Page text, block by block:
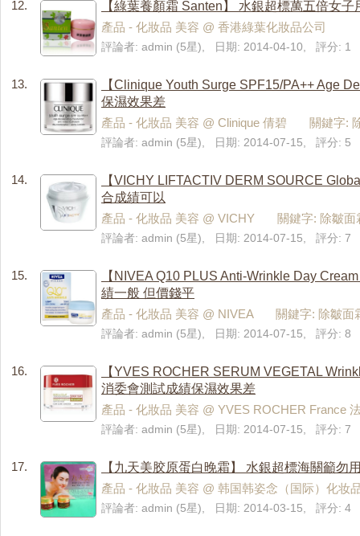
12.
【綠葉養顏霜 Santen】 水銀超標萬五倍女子
產品 - 化妝品 美容 @ 香港綠葉化妝品公司
評論者: admin (5星), 日期: 2014-04-10, 評分: 1
13.
【Clinique Youth Surge SPF15/PA++ Age
保濕效果差
產品 - 化妝品 美容 @ Clinique 倩碧 關鍵字:
評論者: admin (5星), 日期: 2014-07-15, 評分: 5
14.
【VICHY LIFTACTIV DERM SOURCE
合成績可以
產品 - 化妝品 美容 @ VICHY 關鍵字: 除皺面
評論者: admin (5星), 日期: 2014-07-15, 評分: 7
15.
【NIVEA Q10 PLUS Anti-Wrinkle Day
績一般 但價錢平
產品 - 化妝品 美容 @ NIVEA 關鍵字: 除皺面
評論者: admin (5星), 日期: 2014-07-15, 評分: 8
16.
【YVES ROCHER SERUM VEGETAL
消委會測試成績保濕效果差
產品 - 化妝品 美容 @ YVES ROCHER
評論者: admin (5星), 日期: 2014-07-15, 評分: 7
17.
【九天美胶原蛋白晚霜】 水銀超標海關籲勿
產品 - 化妝品 美容 @ 韩国韩姿念（国际）化妆
評論者: admin (5星), 日期: 2014-03-15, 評分: 4